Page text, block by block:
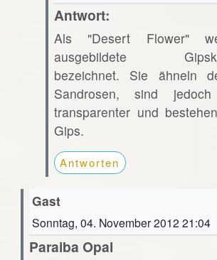
Antwort:
Als "Desert Flower"
ausgebildete
bezeichnet. Sie ähneln
Sandrosen, sind
transparenter und
Gips.
Antworten
Gast
Sonntag, 04. November 2012 21:04
Paraiba Opal